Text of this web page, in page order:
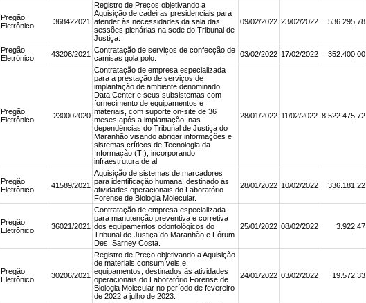
Pregão
Eletrônico
368422021
Registro de Preços objetivando a
Aquisição de cadeiras presidenciais para
atender às necessidades da sala das
sessões plenárias na sede do Tribunal de
Justiça.
09/02/2022 23/02/2022 536.295,78
Pregão
Eletrônico
43206/2021 Contratação de serviços de confecção de
camisas gola polo.
03/02/2022 17/02/2022 352.400,00
Pregão
Eletrônico
230002020
Contratação de empresa especializada
para a prestação de serviços de
implantação de ambiente denominado
Data Center e seus subsistemas com
fornecimento de equipamentos e
materiais, com suporte on-site de 36
meses após a implantação, nas
dependências do Tribunal de Justiça do
Maranhão visando abrigar informações e
sistemas críticos de Tecnologia da
Informação (TI), incorporando
infraestrutura de al
28/01/2022 11/02/2022 8.522.475,72
Pregão
Eletrônico
41589/2021
Aquisição de sistemas de marcadores
para identificação humana, destinado às
atividades operacionais do Laboratório
Forense de Biologia Molecular.
28/01/2022 10/02/2022 336.181,22
Pregão
Eletrônico
36021/2021
Contratação de empresa especializada
para manutenção preventiva e corretiva
dos equipamentos odontológicos do
Tribunal de Justiça do Maranhão e Fórum
Des. Sarney Costa.
25/01/2022 08/02/2022 3.922,47
Pregão
Eletrônico
30206/2021
Registro de Preço objetivando a Aquisição
de materiais consumíveis e
equipamentos, destinados às atividades
operacionais do Laboratório Forense de
Biologia Molecular no período de fevereiro
de 2022 a julho de 2023.
24/01/2022 03/02/2022 19.572,33